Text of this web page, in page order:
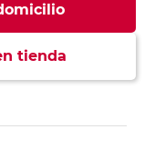
tienda